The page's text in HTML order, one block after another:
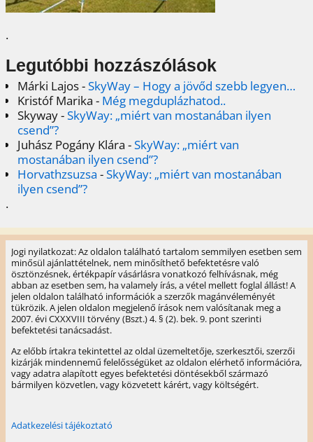
.
Legutóbbi hozzászólások
Márki Lajos-SkyWay – Hogy a jövőd szebb legyen…
Kristóf Marika - Még megduplázhatod..
Skyway-SkyWay: „miért van mostanában ilyen
csend”?
Juhász Pogány Klára -SkyWay: „miért van
mostanában ilyen csend”?
Horvathzsuzsa -SkyWay: „miért van mostanában
ilyen csend”?
.
Jogi nyilatkozat: Az oldalon található tartalom semmilyen esetben sem
minősül ajánlattételnek, nem minősíthető befektetésre való
ösztönzésnek, értékpapír vásárlásra vonatkozó felhívásnak, még
abban az esetben sem, ha valamely írás, a vétel mellett foglal állást! A
jelen oldalon található információk a szerzők magánvéleményét
tükrözik. A jelen oldalon megjelenő írások nem valósítanak meg a
2007. évi CXXXVIII törvény (Bszt.) 4. § (2). bek. 9. pont szerinti
befektetési tanácsadást.
Az előbb írtakra tekintettel az oldal üzemeltetője, szerkesztői, szerzői
kizárják mindennemű felelősségüket az oldalon elérhető információra,
vagy adatra alapított egyes befektetési döntésekből származó
bármilyen közvetlen, vagy közvetett kárért, vagy költségért.
Adatkezelési tájékoztató